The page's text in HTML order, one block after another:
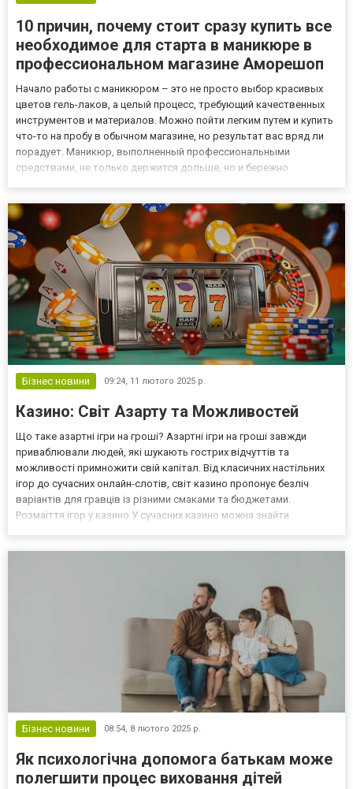
10 причин, почему стоит сразу купить все
необходимое для старта в маникюре в
профессиональном магазине Аморешоп
Начало работы с маникюром – это не просто выбор красивых
цветов гель-лаков, а целый процесс, требующий качественных
инструментов и материалов. Можно пойти легким путем и купить
что-то на пробу в обычном магазине, но результат вас вряд ли
порадует. Маникюр, выполненный профессиональными
средствами, не только держится дольше, но и бережно
л...
Бізнес новини 09:24, 11 лютого 2025 р.
Казино: Світ Азарту та Можливостей
Що таке азартні ігри на гроші? Азартні ігри на гроші завжди
приваблювали людей, які шукають гострих відчуттів та
можливості примножити свій капітал. Від класичних настільних
ігор до сучасних онлайн-слотів, світ казино пропонує безліч
варіантів для гравців із різними смаками та бюджетами.
Розмаїття ігор у казино У сучасних казино можна знайти
Бізнес новини 08:54, 8 лютого 2025 р.
Як психологічна допомога батькам може
полегшити процес виховання дітей